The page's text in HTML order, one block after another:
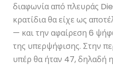
διαφωνία από πλευράς
κρατίδια θα είχε ως
— και την αφαίρεση 6
της υπερψήφισης. Στην
υπέρ θα ήταν 47, δηλαδή